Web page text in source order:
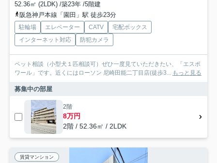
52.36㎡ (2LDK) /築23年 /5階建
阪急神戸本線「園田」駅 徒歩23分
駐輪場 エレベーター CATV
宅配ボックス
インターネット対応
防犯カメラ
ペット相談（小型犬１匹相談可）ぜひ一度見ていただきたい、「エスポ
ワール」です。近くにはローソン 尼崎田能二丁目店(徒歩3... もっと見る
募集中の部屋
2階
8万円
2階 / 52.36㎡ / 2LDK
賃貸マンション